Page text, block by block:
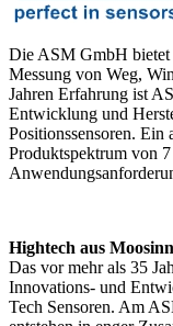
Die ASM GmbH bietet
Messung von Weg,
Jahren Erfahrung ist
Entwicklung und
Positionssensoren.
Produktspektrum von
Hightech aus
Das vor mehr als 35
Innovations- und
Tech Sensoren. Am